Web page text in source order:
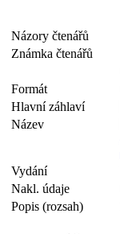
Názory čtenářů
Známka čtenářů
Formát
Hlavní záhlaví
Název
Vydání
Nakl. údaje
Popis (rozsah)